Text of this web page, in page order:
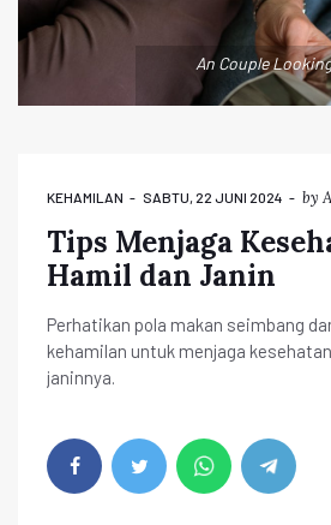
An Couple
KEHAMILAN SABTU, 22 JUNI 2024 by
Tips Menjaga
Hamil dan Janin
Perhatikan pola makan seimbang
kehamilan untuk menjaga
janinnya.